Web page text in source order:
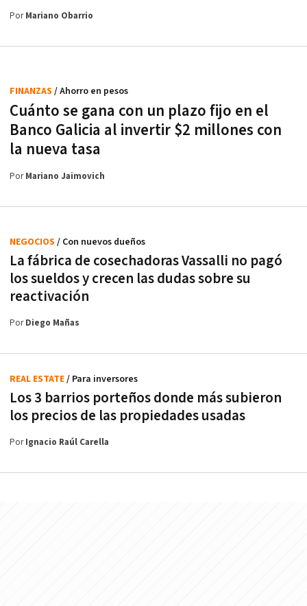
PorMariano Obarrio
Cuánto se gana con un plazo fijo en el
Banco Galicia al invertir $2 millones con
la nueva tasa
FINANZAS / Ahorro en pesos
PorMariano Jaimovich
La fábrica de cosechadoras Vassalli no pagó
los sueldos y crecen las dudas sobre su
reactivación
NEGOCIOS / Con nuevos dueños
PorDiego Mañas
Los 3 barrios porteños donde más subieron
los precios de las propiedades usadas
REAL ESTATE/ Para inversores
PorIgnacio Raúl Carella